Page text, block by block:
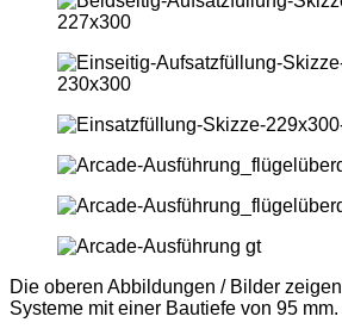
Die oberen Abbildungen / Bilder
Systeme mit einer Bautiefe von 95 mm.